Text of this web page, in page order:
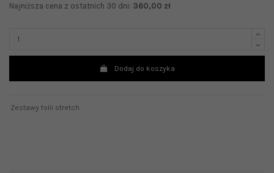
Najniższa cena z ostatnich 30 dni: 360,00 zł
Dodaj do koszyka
Zestawy folii stretch